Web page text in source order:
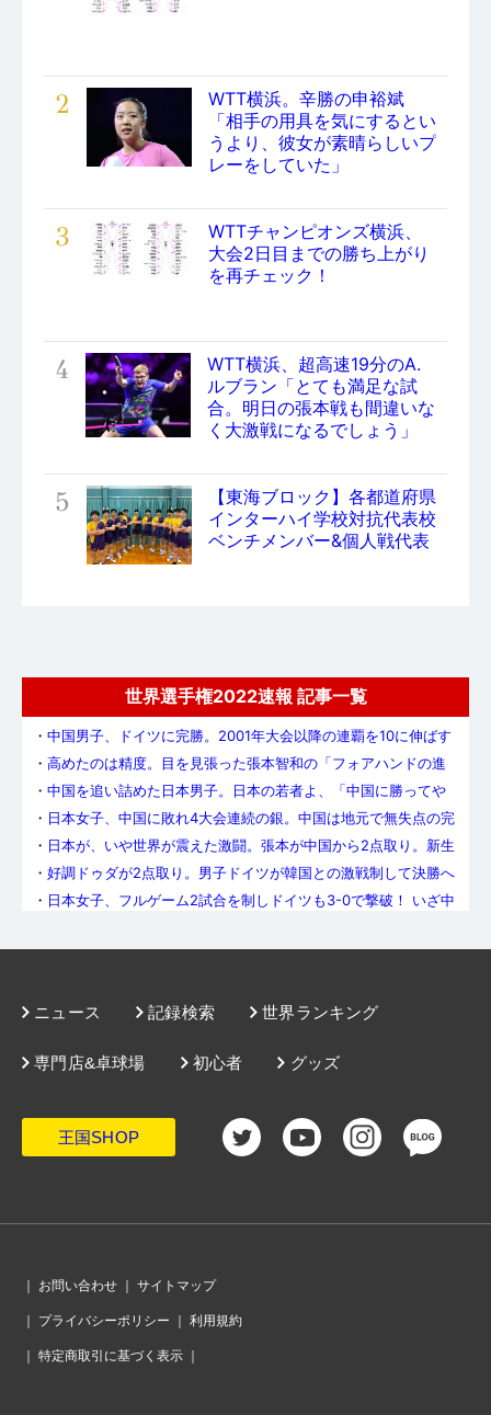
2
WTT横浜。辛勝の申裕斌
「相手の用具を気にするとい
うより、彼女が素晴らしいプ
レーをしていた」
3
WTTチャンピオンズ横浜、
大会2日目までの勝ち上がり
を再チェック！
4
WTT横浜、超高速19分のA.
ルブラン「とても満足な試
合。明日の張本戦も間違いな
く大激戦になるでしょう」
5
【東海ブロック】各都道府県
インターハイ学校対抗代表校
ベンチメンバー&個人戦代表
世界選手権2022速報 記事一覧
・ 中国男子、ドイツに完勝。2001年大会以降の連覇を10に伸ばす
・ 高めたのは精度。目を見張った張本智和の「フォアハンドの進
・ 中国を追い詰めた日本男子。日本の若者よ、「中国に勝ってや
・ 日本女子、中国に敗れ4大会連続の銀。中国は地元で無失点の完
・ 日本が、いや世界が震えた激闘。張本が中国から2点取り。新生
・ 好調ドゥダが2点取り。男子ドイツが韓国との激戦制して決勝へ
・ 日本女子、フルゲーム2試合を制しドイツも3-0で撃破！ いざ中
・中国女子の強さ、まざまざ。タイペイ寄せ付けず、無失点で決
・ 決戦の金曜日。日本男子はポルトガルとメダルを懸けて激突。
女子は準決勝でドイツと対戦
メダル以上が確定
・中国とドイツがあっという間に完勝。男子で8強出揃う
・日本女子、強さ見せつけ韓国も完封。準々決勝ではスロバキア
と再戦
日本男女とも8強進出。決勝T初日、1回戦12試合の結果
・会場のフロアは、強い光が照りつける「常夏」の空間
・日本女子、いきなり日韓決戦。決勝トーナメントのドローはこ
日本男子の初戦はブラジル。準決勝で中国と当たるドローに！
グループ1位通過
・グループリーグが終了。男女各グループの結果
ニュース 記録検索 世界ランキング
グッズ
専門店&卓球場 初心者
王国SHOP
｜ お問い合わせ ｜ サイトマップ
｜ プライバシーポリシー ｜ 利用規約
｜ 特定商取引に基づく表示 ｜